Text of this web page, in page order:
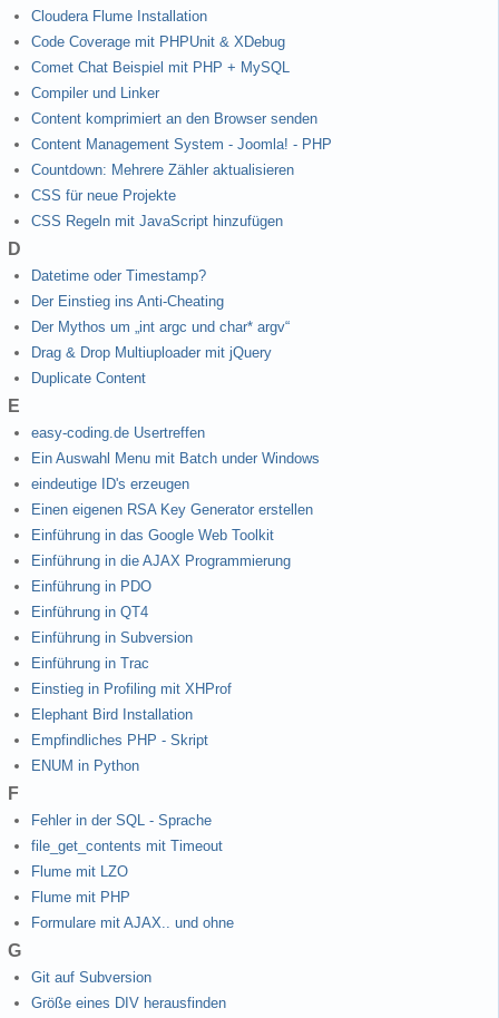
Cloudera Flume Installation
Code Coverage mit PHPUnit & XDebug
Comet Chat Beispiel mit PHP + MySQL
Compiler und Linker
Content komprimiert an den Browser senden
Content Management System - Joomla! - PHP
Countdown: Mehrere Zähler aktualisieren
CSS für neue Projekte
CSS Regeln mit JavaScript hinzufügen
D
Datetime oder Timestamp?
Der Einstieg ins Anti-Cheating
Der Mythos um „int argc und char* argv“
Drag & Drop Multiuploader mit jQuery
Duplicate Content
E
easy-coding.de Usertreffen
Ein Auswahl Menu mit Batch under Windows
eindeutige ID's erzeugen
Einen eigenen RSA Key Generator erstellen
Einführung in das Google Web Toolkit
Einführung in die AJAX Programmierung
Einführung in PDO
Einführung in QT4
Einführung in Subversion
Einführung in Trac
Einstieg in Profiling mit XHProf
Elephant Bird Installation
Empfindliches PHP - Skript
ENUM in Python
F
Fehler in der SQL - Sprache
file_get_contents mit Timeout
Flume mit LZO
Flume mit PHP
Formulare mit AJAX.. und ohne
G
Git auf Subversion
Größe eines DIV herausfinden